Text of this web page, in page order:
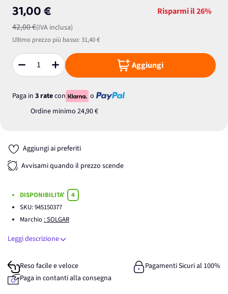
31,00 €
42,00 €(IVA inclusa)
Risparmi il26%
Ultimo prezzo più basso:31,40 €
Quantità Aggiungi
Paga in 3 ratecon
o
Ordine minimo 24,90 €
Aggiungi ai preferiti
Avvisami quando il prezzo scende
DISPONIBILITA'
4
SKU:945150377
Marchio : SOLGAR
Leggi descrizione
Reso facile e veloce
Pagamenti Sicuri al 100%
Paga in contanti alla consegna